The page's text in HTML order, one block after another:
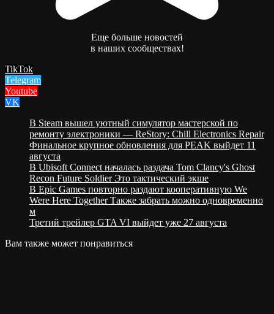
Еще больше новостей
в наших сообществах!
TikTok
Telegram
Youtube
VK
В Steam вышел уютный симулятор мастерской по
ремонту электроники — ReStory: Chill Electronics Repair
Финальное крупное обновления для PEAK выйдет 11
августа
В Ubisoft Connect началась раздача Tom Clancy's Ghost
Recon Future Soldier Это тактический экше
В Epic Games повторно раздают кооперативную We
Were Here Together Также забрать можно одновременно
м
Третий трейлер GTA VI выйдет уже 27 августа
Вам также может понравиться